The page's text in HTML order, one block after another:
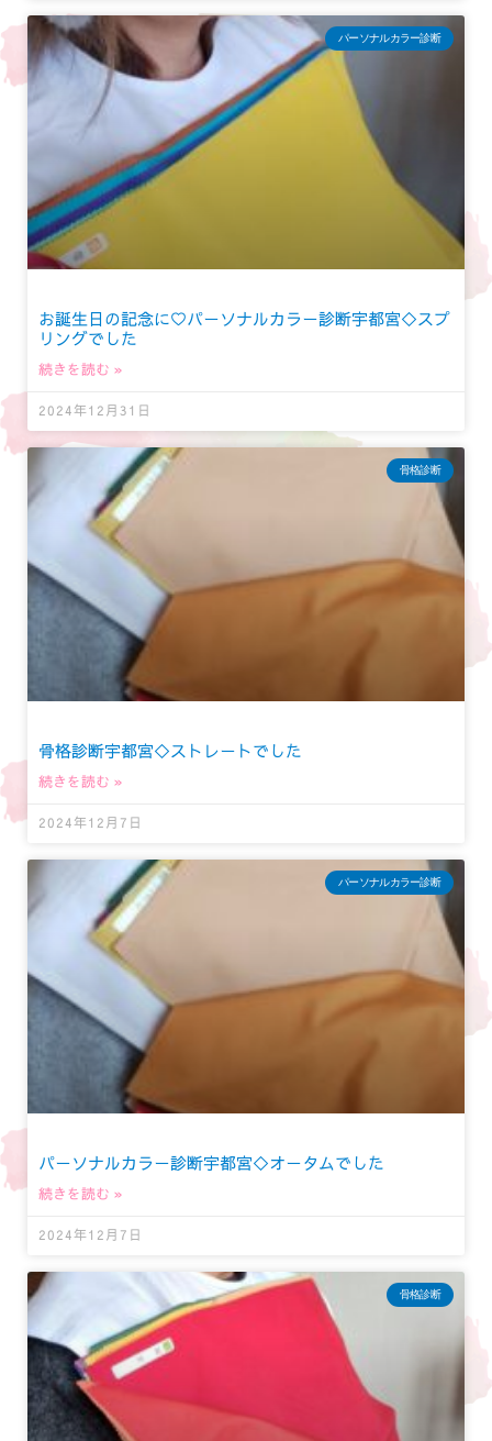
パーソナルカラー診断
お誕生日の記念に♡パーソナルカラー診断宇都宮◇スプ
リングでした
続きを読む »
2024年12月31日
骨格診断
骨格診断宇都宮◇ストレートでした
続きを読む »
2024年12月7日
パーソナルカラー診断
パーソナルカラー診断宇都宮◇オータムでした
続きを読む »
2024年12月7日
骨格診断